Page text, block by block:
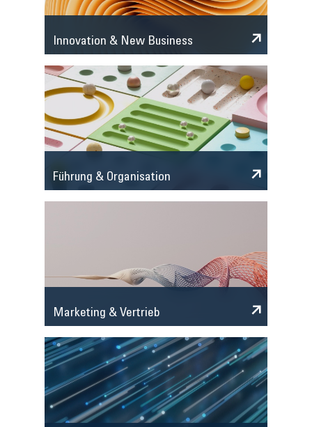
Innovation & New Business
Führung & Organisation
Marketing & Vertrieb